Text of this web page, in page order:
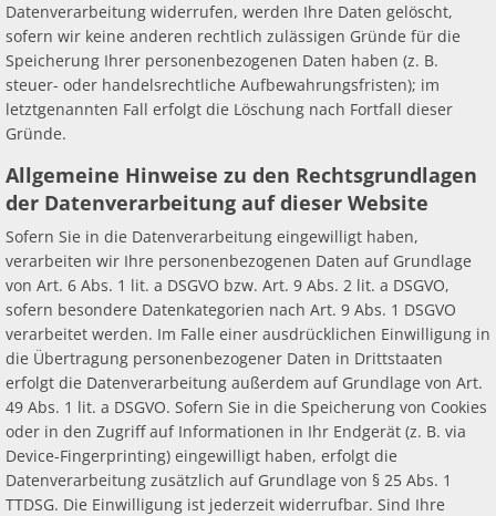
Datenverarbeitung widerrufen, werden Ihre Daten gelöscht,
sofern wir keine anderen rechtlich zulässigen Gründe für die
Speicherung Ihrer personenbezogenen Daten haben (z. B.
steuer- oder handelsrechtliche Aufbewahrungsfristen); im
letztgenannten Fall erfolgt die Löschung nach Fortfall dieser
Gründe.
Allgemeine Hinweise zu den Rechtsgrundlagen
der Datenverarbeitung auf dieser Website
Sofern Sie in die Datenverarbeitung eingewilligt haben,
verarbeiten wir Ihre personenbezogenen Daten auf Grundlage
von Art. 6 Abs. 1 lit. a DSGVO bzw. Art. 9 Abs. 2 lit. a DSGVO,
sofern besondere Datenkategorien nach Art. 9 Abs. 1 DSGVO
verarbeitet werden. Im Falle einer ausdrücklichen Einwilligung in
die Übertragung personenbezogener Daten in Drittstaaten
erfolgt die Datenverarbeitung außerdem auf Grundlage von Art.
49 Abs. 1 lit. a DSGVO. Sofern Sie in die Speicherung von Cookies
oder in den Zugriff auf Informationen in Ihr Endgerät (z. B. via
Device-Fingerprinting) eingewilligt haben, erfolgt die
Datenverarbeitung zusätzlich auf Grundlage von § 25 Abs. 1
TTDSG. Die Einwilligung ist jederzeit widerrufbar. Sind Ihre